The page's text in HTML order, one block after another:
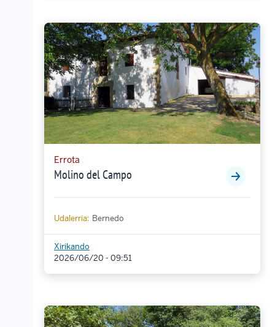
Errota
Molino del Campo
Udalerria: Bernedo
Xirikando
2026/06/20 - 09:51